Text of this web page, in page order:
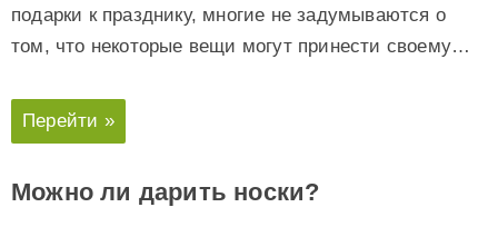
подарки к празднику, многие не задумываются о
том, что некоторые вещи могут принести своему…
Перейти »
Можно ли дарить носки?